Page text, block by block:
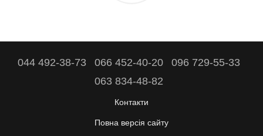
044 492-38-73 066 452-40-20
096 729-55-33
063 834-48-82
Контакти
Повна версія сайту